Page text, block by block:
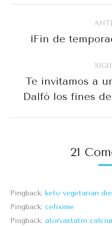
Navegación
entre
¡Fin de
Te invitamos a
Dalfó los fines
21
Pingback: keto vegetarian
Pingback: cefixime
Pingback: atorvastatin